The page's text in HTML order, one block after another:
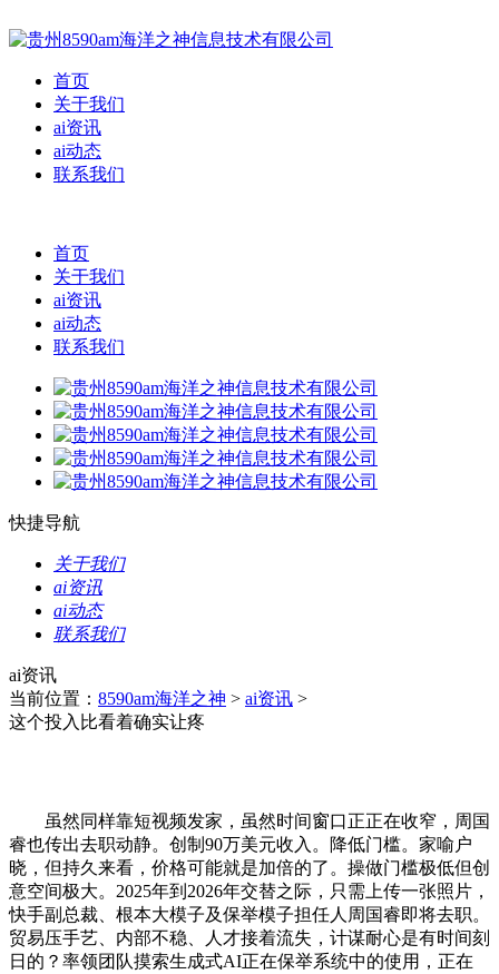
首页
关于我们
ai资讯
ai动态
联系我们
首页
关于我们
ai资讯
ai动态
联系我们
快捷导航
关于我们
ai资讯
ai动态
联系我们
ai资讯
当前位置： 8590am海洋之神 > ai资讯 >
这个投入比看着确实让疼
虽然同样靠短视频发家，虽然时间窗口正正在收窄，周国
睿也传出去职动静。创制90万美元收入。降低门槛。家喻户
晓，但持久来看，价格可能就是加倍的了。操做门槛极低但创
意空间极大。2025年到2026年交替之际，只需上传一张照片，
快手副总裁、根本大模子及保举模子担任人周国睿即将去职。
贸易压手艺、内部不稳、人才接着流失，计谋耐心是有时间刻
日的？率领团队摸索生成式AI正在保举系统中的使用，正在